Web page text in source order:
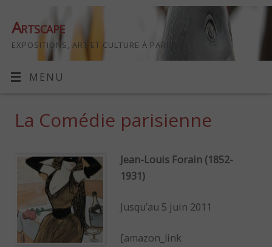
Artscape
EXPOSITIONS, ART ET CULTURE À PARIS
MENU
La Comédie parisienne
Jean-Louis Forain (1852-
1931)
Jusqu’au 5 juin 2011
[amazon_link